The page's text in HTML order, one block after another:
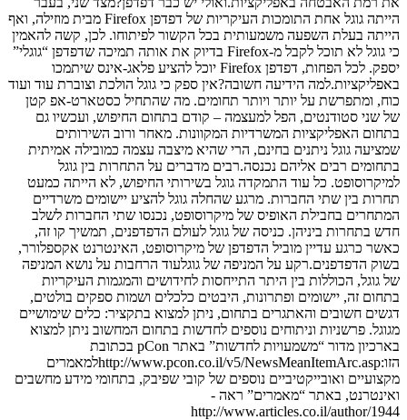
הייתה גוגל אחת התומכות העיקריות של דפדפן Firefox מבית מוזילה, ואף
הייתה בעלת השפעה משמעותית בכל הקשור לפיתוחו. לכן, קשה להאמין
כי גוגל לא תוכל לקבל מ-Firefox בדיוק את אותה תמיכה שדפדפן “גוגלי”
יספק. לכל הפחות, דפדפן Firefox יוכל להציע פלאג-אינס שיתמכו
באפליקציות.למה הידיעה חשובה?אין ספק כי גוגל הולכת וצוברת עוד ועוד
כוח, ומתפרשת על יותר ויותר תחומים. מה שהתחיל כסטארט-אפ קטן
של שני סטודנטים, הפל למעצמה – קודם בתחום החיפוש, ועכשיו גם
בתחום האפליקציות המשרדיות המקוונות. מאחר ורוב השירותים
שמציעה גוגל ניתנים בחינם, הרי שהיא מיצבה עצמה כמובילה אמיתית
בתחומים רבים אליהם נכנסה.רבים מדברים על התחרות בין גוגל
למיקרוסופט. כל עוד התמקדה גוגל בשירותי החיפוש, לא הייתה כמעט
תחרות בין שתי החברות. מרגע שהחלה גוגל להציע יישומים משרדיים
המתחרים בחבילת האופיס של מיקרוסופט, נכנסו שתי החברות לשלב
חדש בתחרות ביניהן. כניסה של גוגל לעולם הדפדפנים, תמשיך קו זה,
כאשר כרגע עדיין מוביל הדפדפן של מיקרוסופט, האינטרנט אקספלורר,
בשוק הדפדפנים.רקע על המניפה של גוגלעוד הרחבות על נושא המניפה
של גוגל, הכוללות בין היתר התייחסות לחידושים והמגמות העיקריות
בתחום זה, יישומים ופתרונות, היבטים כלכלים ושמות ספקים בולטים,
דגשים חשובים והאתגרים בתחום, ניתן למצוא בתקציר: כלים שימושיים
מגוגל. פרשניות וניתוחים נוספים לחדשות בתחום המחשוב ניתן למצוא
בארכיון מדור “משמעויות לחדשות” באתר pCon בכתובת
הזו:http://www.pcon.co.il/v5/NewsMeanItemArc.aspלמאמרים
מקצועיים ואובייקטיביים נוספים של קובי שפיבק, בתחומי מידע מחשבים
ואינטרנט, באתר “מאמרים” ראה -
http://www.articles.co.il/author/1944